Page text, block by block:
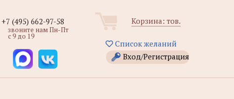
Корзина: тов.
Список желаний
Вход/Регистрация
+7 (495) 662-97-58
звоните нам Пн-Пт
с 9 до 19